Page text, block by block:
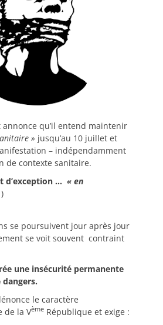
annonce qu’il entend maintenir
» jusqu’au 10 juillet et
– indépendamment
de contexte sanitaire.
d’exception … « en
se poursuivent jour après jour
se voit souvent contraint
une insécurité permanente
le caractère
de la Vème République et exige :